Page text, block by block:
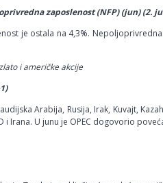
zaposlenost (NFP) (jun) (2.
je ostala na 4,3%.
i američke akcije
Arabija, Rusija, Irak, Kuvajt,
i Irana. U junu je OPEC dogovorio